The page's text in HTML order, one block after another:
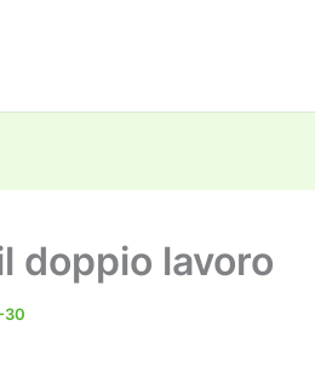
doppio lavoro
30